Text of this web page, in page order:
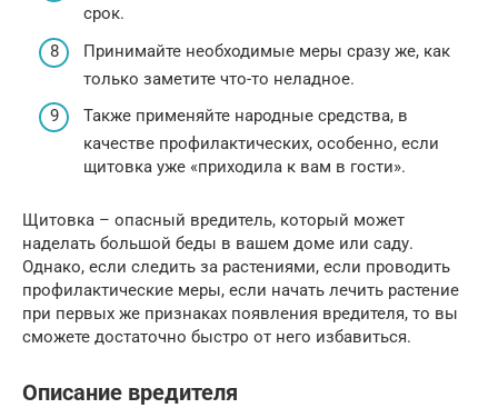
срок.
Принимайте необходимые меры сразу же, как
только заметите что-то неладное.
Также применяйте народные средства, в
качестве профилактических, особенно, если
щитовка уже «приходила к вам в гости».
Щитовка – опасный вредитель, который может
наделать большой беды в вашем доме или саду.
Однако, если следить за растениями, если проводить
профилактические меры, если начать лечить растение
при первых же признаках появления вредителя, то вы
сможете достаточно быстро от него избавиться.
Описание вредителя